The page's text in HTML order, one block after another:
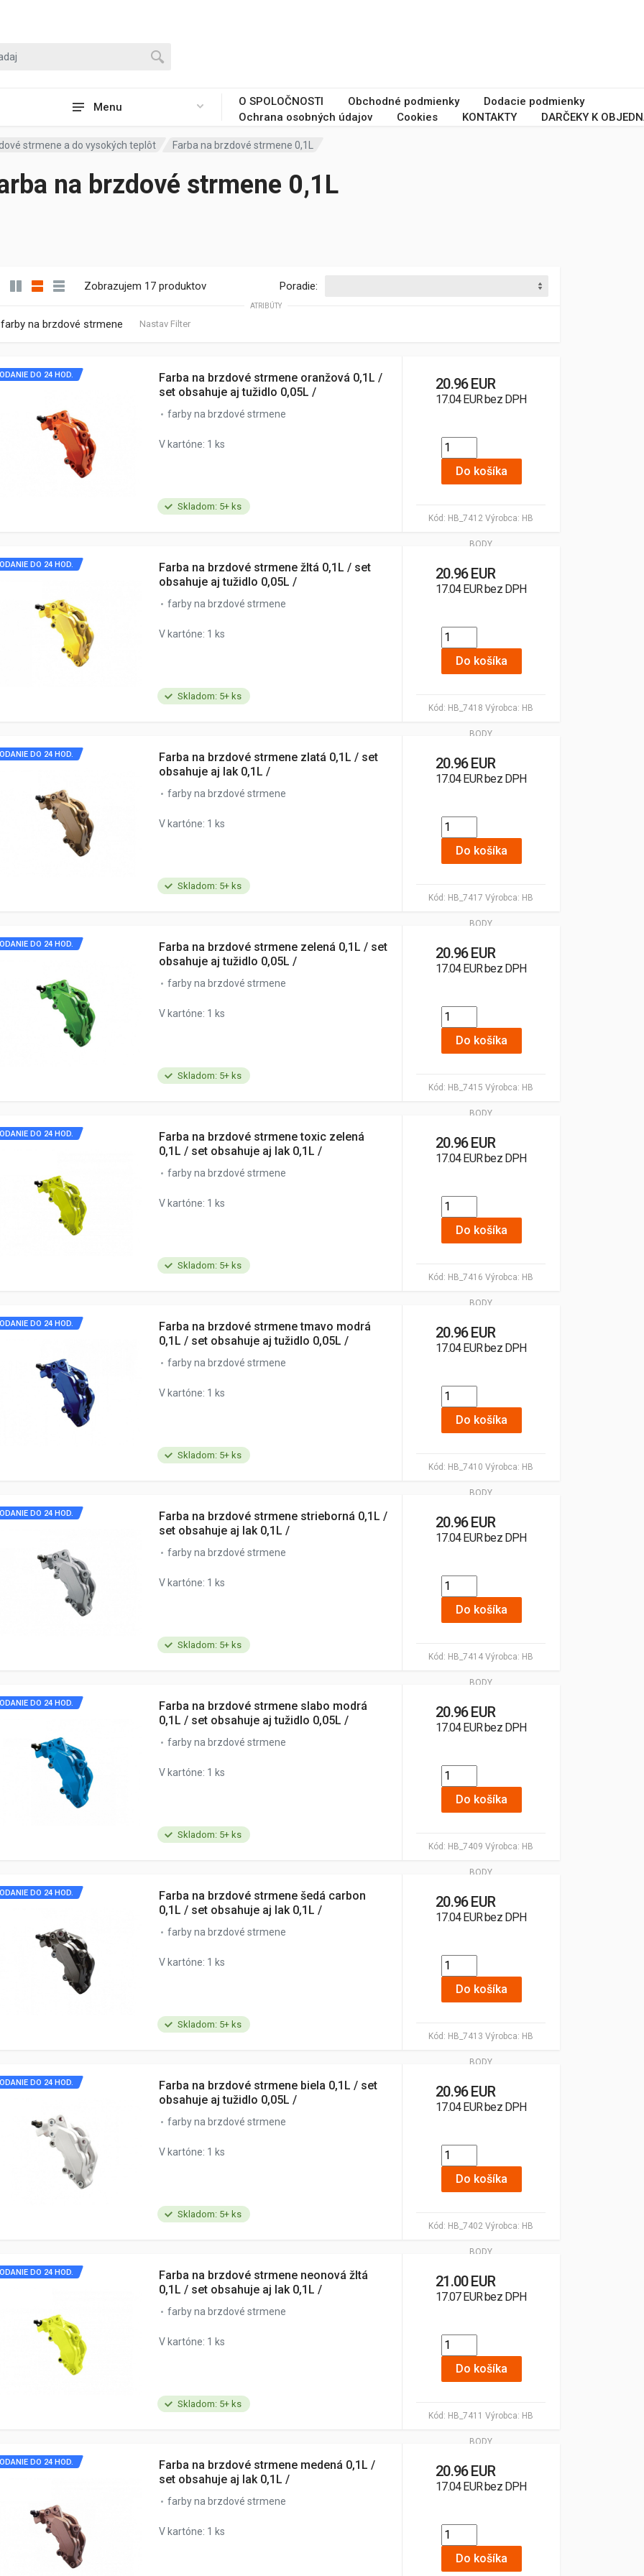
Menu O SPOLOČNOSTI Obchodné podmienky
Dodacie podmienky
Ochrana osobných údajov
Cookies KONTAKTY DARČEKY K
strmene a do vysokých teplôt Farba na brzdové strmene 0,1L
na brzdové strmene 0,1L
Zobrazujem 17 produktov Poradie:
ATRIBÚTY
farby na brzdové strmene Nastav Filter
Skladom: 5+ ks
Kód: HB_7412 Výrobca: HB
BODY
DO 24 HOD.
Farba na brzdové strmene oranžová 0,1L /
set obsahuje aj tužidlo 0,05L /
farby na brzdové strmene
V kartóne: 1 ks
20.96 EUR
17.04 EUR bez DPH
Do košíka
Skladom: 5+ ks
Kód: HB_7418 Výrobca: HB
BODY
DO 24 HOD.
Farba na brzdové strmene žltá 0,1L / set
obsahuje aj tužidlo 0,05L /
farby na brzdové strmene
V kartóne: 1 ks
20.96 EUR
17.04 EUR bez DPH
Do košíka
Skladom: 5+ ks
Kód: HB_7417 Výrobca: HB
BODY
DO 24 HOD.
Farba na brzdové strmene zlatá 0,1L / set
obsahuje aj lak 0,1L /
farby na brzdové strmene
V kartóne: 1 ks
20.96 EUR
17.04 EUR bez DPH
Do košíka
Skladom: 5+ ks
Kód: HB_7415 Výrobca: HB
BODY
DO 24 HOD.
Farba na brzdové strmene zelená 0,1L / set
obsahuje aj tužidlo 0,05L /
farby na brzdové strmene
V kartóne: 1 ks
20.96 EUR
17.04 EUR bez DPH
Do košíka
Skladom: 5+ ks
Kód: HB_7416 Výrobca: HB
BODY
DO 24 HOD.
Farba na brzdové strmene toxic zelená
0,1L / set obsahuje aj lak 0,1L /
farby na brzdové strmene
V kartóne: 1 ks
20.96 EUR
17.04 EUR bez DPH
Do košíka
Skladom: 5+ ks
Kód: HB_7410 Výrobca: HB
BODY
DO 24 HOD.
Farba na brzdové strmene tmavo modrá
0,1L / set obsahuje aj tužidlo 0,05L /
farby na brzdové strmene
V kartóne: 1 ks
20.96 EUR
17.04 EUR bez DPH
Do košíka
Skladom: 5+ ks
Kód: HB_7414 Výrobca: HB
BODY
DO 24 HOD.
Farba na brzdové strmene strieborná 0,1L /
set obsahuje aj lak 0,1L /
farby na brzdové strmene
V kartóne: 1 ks
20.96 EUR
17.04 EUR bez DPH
Do košíka
Skladom: 5+ ks
Kód: HB_7409 Výrobca: HB
BODY
DO 24 HOD.
Farba na brzdové strmene slabo modrá
0,1L / set obsahuje aj tužidlo 0,05L /
farby na brzdové strmene
V kartóne: 1 ks
20.96 EUR
17.04 EUR bez DPH
Do košíka
Skladom: 5+ ks
Kód: HB_7413 Výrobca: HB
BODY
DO 24 HOD.
Farba na brzdové strmene šedá carbon
0,1L / set obsahuje aj lak 0,1L /
farby na brzdové strmene
V kartóne: 1 ks
20.96 EUR
17.04 EUR bez DPH
Do košíka
Skladom: 5+ ks
Kód: HB_7402 Výrobca: HB
BODY
DO 24 HOD.
Farba na brzdové strmene biela 0,1L / set
obsahuje aj tužidlo 0,05L /
farby na brzdové strmene
V kartóne: 1 ks
20.96 EUR
17.04 EUR bez DPH
Do košíka
Skladom: 5+ ks
Kód: HB_7411 Výrobca: HB
BODY
DO 24 HOD.
Farba na brzdové strmene neonová žltá
0,1L / set obsahuje aj lak 0,1L /
farby na brzdové strmene
V kartóne: 1 ks
21.00 EUR
17.07 EUR bez DPH
Do košíka
DO 24 HOD.
Farba na brzdové strmene medená 0,1L /
set obsahuje aj lak 0,1L /
farby na brzdové strmene
V kartóne: 1 ks
20.96 EUR
17.04 EUR bez DPH
Do košíka